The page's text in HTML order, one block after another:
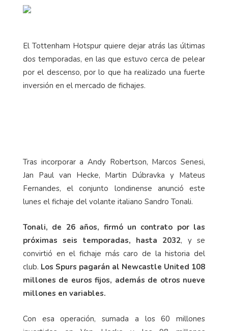
El Tottenham Hotspur quiere dejar atrás las últimas
dos temporadas, en las que estuvo cerca de pelear
por el descenso, por lo que ha realizado una fuerte
inversión en el mercado de fichajes.
Tras incorporar a Andy Robertson, Marcos Senesi,
Jan Paul van Hecke, Martin Dúbravka y Mateus
Fernandes, el conjunto londinense anunció este
lunes el fichaje del volante italiano Sandro Tonali.
Tonali, de 26 años, firmó un contrato por las
próximas seis temporadas, hasta 2032, y se
convirtió en el fichaje más caro de la historia del
club. Los Spurs pagarán al Newcastle United 108
millones de euros fijos, además de otros nueve
millones en variables.
Con esa operación, sumada a los 60 millones